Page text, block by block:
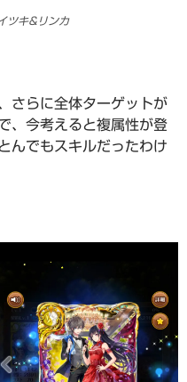
ツキ&リンカ
さらに全体ターゲットが
、今考えると複属性が登
んでもスキルだったわけ